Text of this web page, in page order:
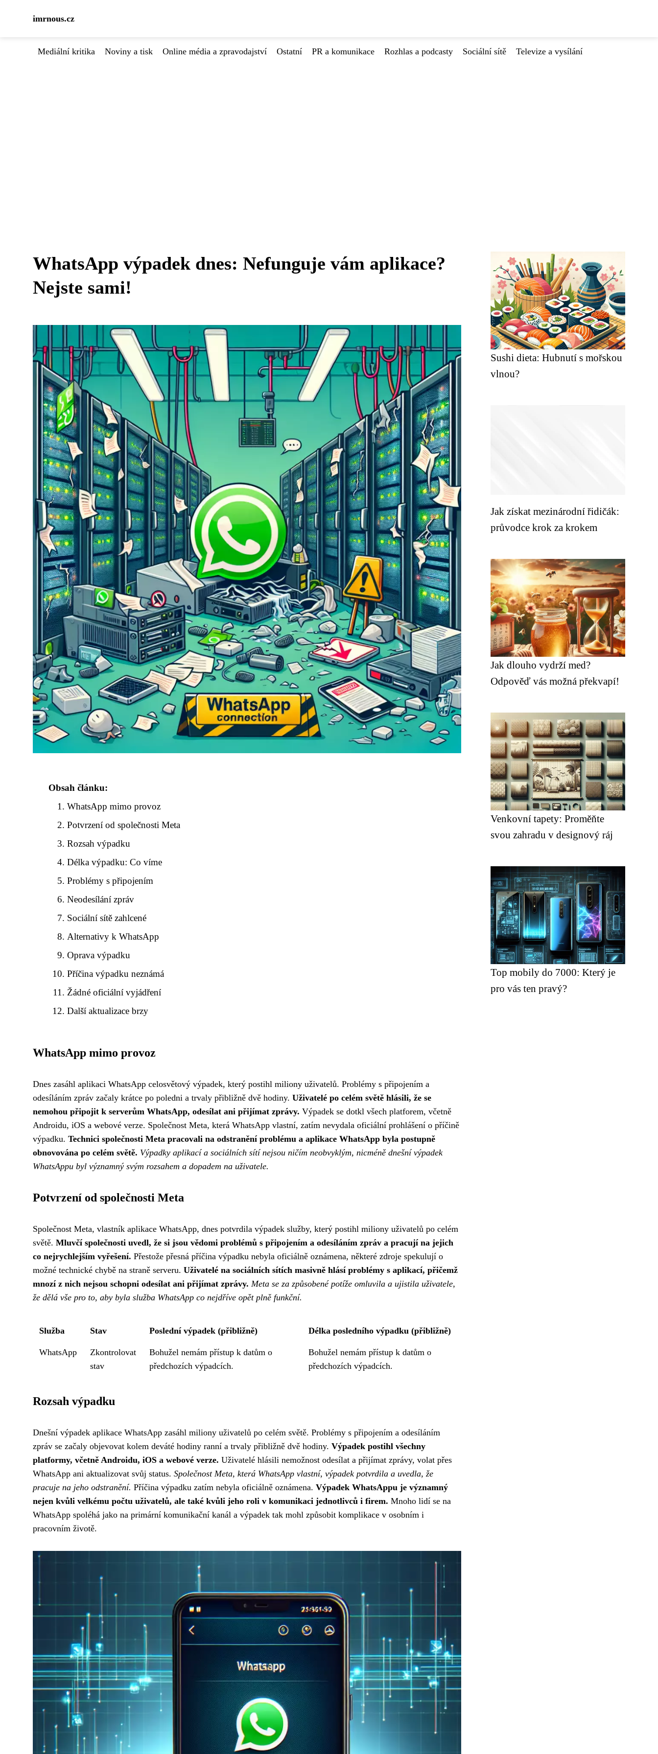
imrnous.cz
Mediální kritika Noviny a tisk Online média a zpravodajství Ostatní PR a komunikace Rozhlas a podcasty Sociální sítě Televize a vysílání
WhatsApp výpadek dnes: Nefunguje vám aplikace?
Nejste sami!
Obsah článku:
WhatsApp mimo provoz
Potvrzení od společnosti Meta
Rozsah výpadku
Délka výpadku: Co víme
Problémy s připojením
Neodesílání zpráv
Sociální sítě zahlcené
Alternativy k WhatsApp
Oprava výpadku
Příčina výpadku neznámá
Žádné oficiální vyjádření
Další aktualizace brzy
WhatsApp mimo provoz
Dnes zasáhl aplikaci WhatsApp celosvětový výpadek, který postihl miliony uživatelů. Problémy s připojením a
odesíláním zpráv začaly krátce po poledni a trvaly přibližně dvě hodiny. Uživatelé po celém světě hlásili, že se
nemohou připojit k serverům WhatsApp, odesílat ani přijímat zprávy. Výpadek se dotkl všech platforem, včetně
Androidu, iOS a webové verze. Společnost Meta, která WhatsApp vlastní, zatím nevydala oficiální prohlášení o příčině
výpadku. Technici společnosti Meta pracovali na odstranění problému a aplikace WhatsApp byla postupně
obnovována po celém světě. Výpadky aplikací a sociálních sítí nejsou ničím neobvyklým, nicméně dnešní výpadek
WhatsAppu byl významný svým rozsahem a dopadem na uživatele.
Potvrzení od společnosti Meta
Společnost Meta, vlastník aplikace WhatsApp, dnes potvrdila výpadek služby, který postihl miliony uživatelů po celém
světě. Mluvčí společnosti uvedl, že si jsou vědomi problémů s připojením a odesíláním zpráv a pracují na jejich
co nejrychlejším vyřešení. Přestože přesná příčina výpadku nebyla oficiálně oznámena, některé zdroje spekulují o
možné technické chybě na straně serveru. Uživatelé na sociálních sítích masivně hlásí problémy s aplikací, přičemž
mnozí z nich nejsou schopni odesílat ani přijímat zprávy. Meta se za způsobené potíže omluvila a ujistila uživatele,
že dělá vše pro to, aby byla služba WhatsApp co nejdříve opět plně funkční.
Služba Stav Poslední výpadek (přibližně) Délka posledního výpadku (přibližně)
WhatsApp
Zkontrolovat
stav
Bohužel nemám přístup k datům o
předchozích výpadcích.
Bohužel nemám přístup k datům o
předchozích výpadcích.
Rozsah výpadku
Dnešní výpadek aplikace WhatsApp zasáhl miliony uživatelů po celém světě. Problémy s připojením a odesíláním
zpráv se začaly objevovat kolem deváté hodiny ranní a trvaly přibližně dvě hodiny. Výpadek postihl všechny
platformy, včetně Androidu, iOS a webové verze. Uživatelé hlásili nemožnost odesílat a přijímat zprávy, volat přes
WhatsApp ani aktualizovat svůj status. Společnost Meta, která WhatsApp vlastní, výpadek potvrdila a uvedla, že
pracuje na jeho odstranění. Příčina výpadku zatím nebyla oficiálně oznámena. Výpadek WhatsAppu je významný
nejen kvůli velkému počtu uživatelů, ale také kvůli jeho roli v komunikaci jednotlivců i firem. Mnoho lidí se na
WhatsApp spoléhá jako na primární komunikační kanál a výpadek tak mohl způsobit komplikace v osobním i
pracovním životě.
Sushi dieta: Hubnutí s mořskou
vlnou?
Jak získat mezinárodní řidičák:
průvodce krok za krokem
Jak dlouho vydrží med?
Odpověď vás možná překvapí!
Venkovní tapety: Proměňte
svou zahradu v designový ráj
Top mobily do 7000: Který je
pro vás ten pravý?